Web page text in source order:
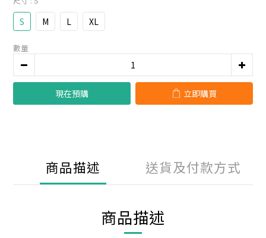
S M L XL
數量
現在預購 立即購買
商品描述 送貨及付款方式
商品描述